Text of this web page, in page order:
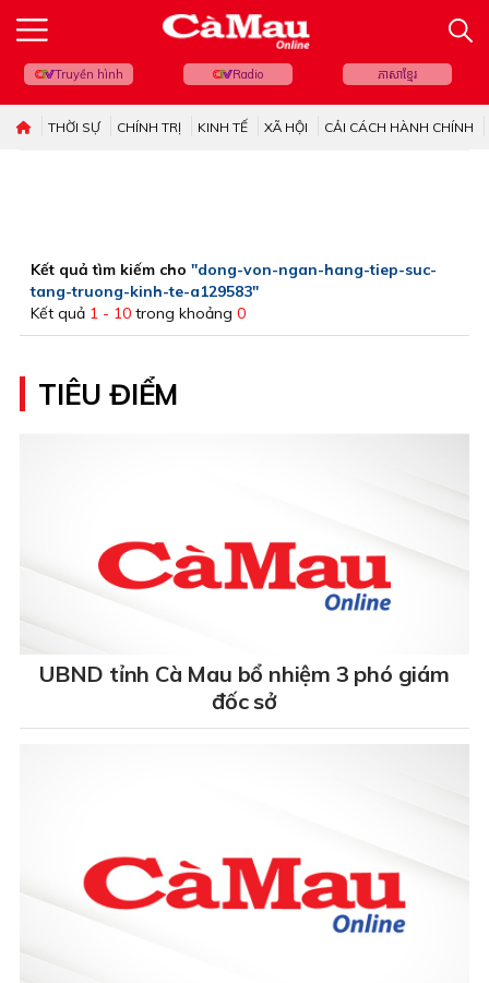
Truyền hình Radio ភាសាខ្មែរ
THỜI SỰ CHÍNH TRỊ KINH TẾ XÃ HỘI CẢI CÁCH HÀNH CHÍNH
Kết quả tìm kiếm cho "dong-von-ngan-hang-tiep-suc-
tang-truong-kinh-te-a129583"
Kết quả 1 - 10 trong khoảng 0
TIÊU ĐIỂM
UBND tỉnh Cà Mau bổ nhiệm 3 phó giám
đốc sở